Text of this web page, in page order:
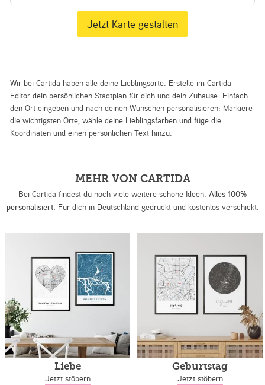
Wir bei Cartida haben alle deine Lieblingsorte. Erstelle im Cartida-
Editor dein persönlichen Stadtplan für dich und dein Zuhause. Einfach
den Ort eingeben und nach deinen Wünschen personalisieren: Markiere
die wichtigsten Orte, wähle deine Lieblingsfarben und füge die
Koordinaten und einen persönlichen Text hinzu.
Jetzt Karte gestalten
MEHR VON CARTIDA
Bei Cartida findest du noch viele weitere schöne Ideen. Alles 100%
personalisiert. Für dich in Deutschland gedruckt und kostenlos verschickt.
Liebe
Jetzt stöbern
Geburtstag
Jetzt stöbern